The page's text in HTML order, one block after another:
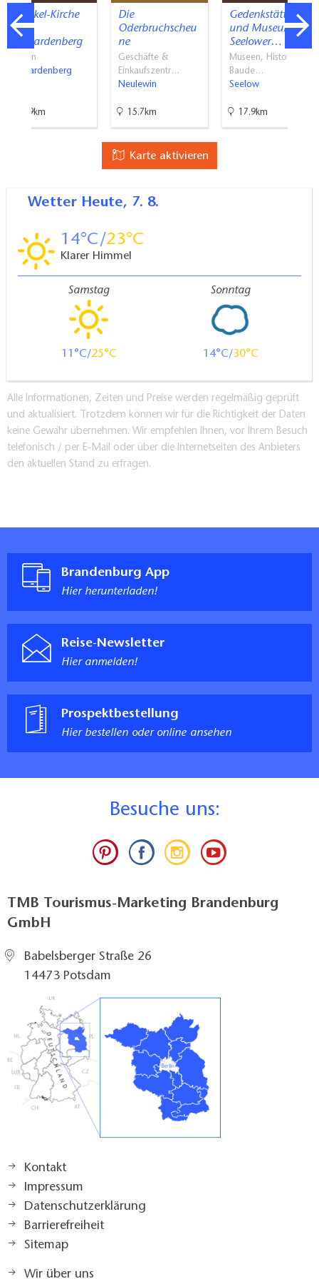
Schinkel-Kirche
in
Neuhardenberg
Kirchen
Neuhardenberg
21.9km
Die
Oderbruchscheu
ne
Geschäfte &
Einkaufszentr…
Neulewin
15.7km
Gedenkstätte
und Museum
Seelower…
Museen, Historische
Baude…
Seelow
17.9km
Karte aktivieren
Wetter Heute, 7. 8.
14 23
Klarer Himmel
Samstag
11 25
Sonntag
14 30
Alle Informationen, Zeiten und Preise werden regelmäßig geprüft
und aktualisiert. Trotzdem können wir für die Richtigkeit der Daten
keine Gewähr übernehmen. Wir empfehlen Ihnen, vor Ihrem Besuch
telefonisch / per E-Mail oder über die Internetseiten des Anbieters
den aktuellen Stand zu erfragen.
Brandenburg App
Hier herunterladen!
Reise-Newsletter
Hier anmelden!
Prospektbestellung
Hier bestellen oder online ansehen
Besuche uns:
TMB Tourismus-Marketing Brandenburg
GmbH
Babelsberger Straße 26
14473 Potsdam
Kontakt
Impressum
Datenschutzerklärung
Barrierefreiheit
Sitemap
Wir über uns